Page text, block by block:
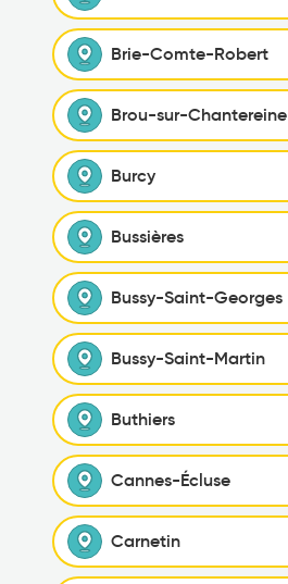
Brie-Comte-Robert
Brou-sur-Chantereine
Burcy
Bussières
Bussy-Saint-Georges
Bussy-Saint-Martin
Buthiers
Cannes-Écluse
Carnetin